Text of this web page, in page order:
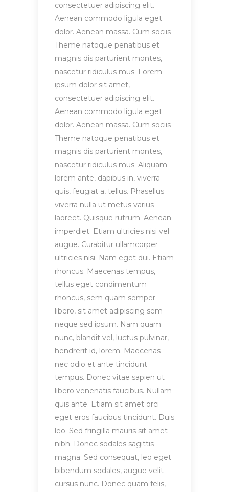
consectetuer adipiscing elit.
Aenean commodo ligula eget
dolor. Aenean massa. Cum sociis
Theme natoque penatibus et
magnis dis parturient montes,
nascetur ridiculus mus. Lorem
ipsum dolor sit amet,
consectetuer adipiscing elit.
Aenean commodo ligula eget
dolor. Aenean massa. Cum sociis
Theme natoque penatibus et
magnis dis parturient montes,
nascetur ridiculus mus. Aliquam
lorem ante, dapibus in, viverra
quis, feugiat a, tellus. Phasellus
viverra nulla ut metus varius
laoreet. Quisque rutrum. Aenean
imperdiet. Etiam ultricies nisi vel
augue. Curabitur ullamcorper
ultricies nisi. Nam eget dui. Etiam
rhoncus. Maecenas tempus,
tellus eget condimentum
rhoncus, sem quam semper
libero, sit amet adipiscing sem
neque sed ipsum. Nam quam
nunc, blandit vel, luctus pulvinar,
hendrerit id, lorem. Maecenas
nec odio et ante tincidunt
tempus. Donec vitae sapien ut
libero venenatis faucibus. Nullam
quis ante. Etiam sit amet orci
eget eros faucibus tincidunt. Duis
leo. Sed fringilla mauris sit amet
nibh. Donec sodales sagittis
magna. Sed consequat, leo eget
bibendum sodales, augue velit
cursus nunc. Donec quam felis,